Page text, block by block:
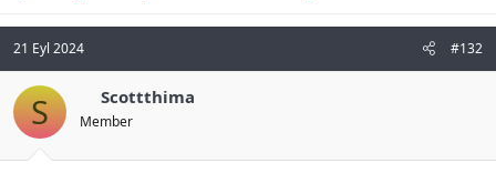
21 Eyl 2024 #132
S Scottthima
Member